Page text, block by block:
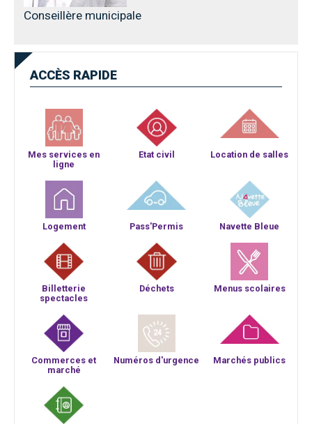
Conseillère municipale
ACCÈS RAPIDE
Mes services en
ligne
Etat civil Location de salles
Logement Pass'Permis Navette Bleue
Billetterie
spectacles
Déchets Menus scolaires
Commerces et
marché
Numéros d'urgence Marchés publics